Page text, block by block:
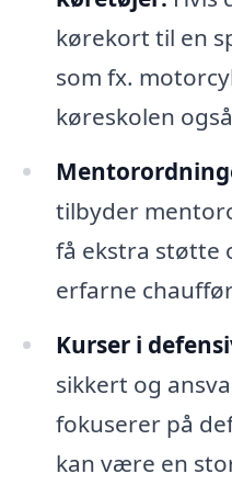
kørekort til en
som fx.
køreskolen
tilbyder
få ekstra støtte
erfarne
Kurser i
sikkert og
fokuserer på
kan være en